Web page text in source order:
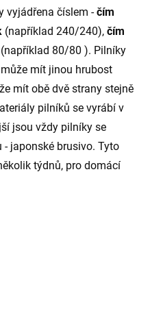
vyjádřena číslem -čím
(například 240/240), čím
(například 80/80 ). Pilníky
mít jinou hrubost
mít obě dvě strany stejně
pilníků se vyrábí v
jsou vždy pilníky se
japonské brusivo. Tyto
týdnů, pro domácí